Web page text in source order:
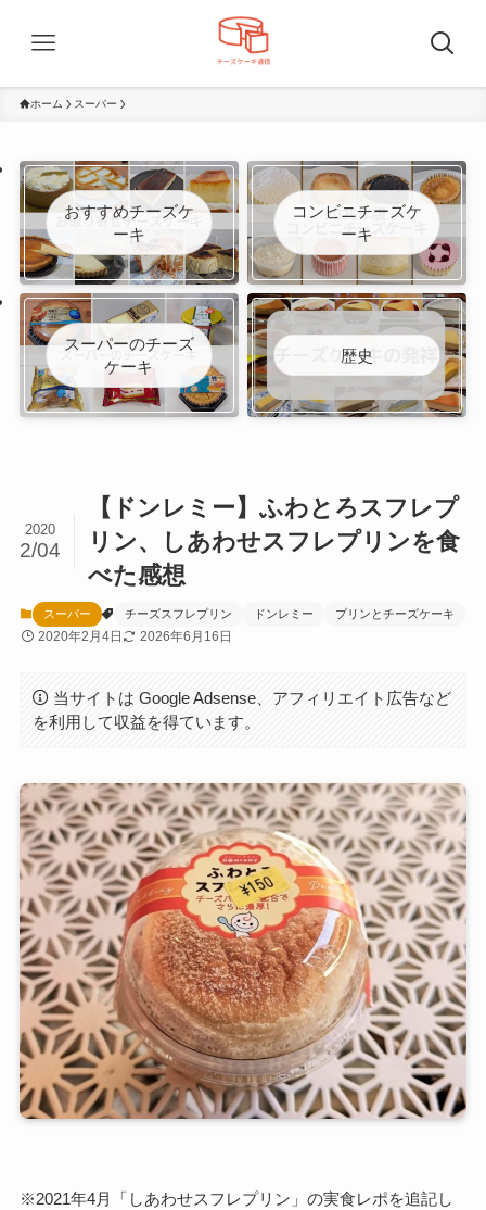
ホーム スーパー
おすすめチーズケ
ーキ
コンビニチーズケ
ーキ
スーパーのチーズ
ケーキ
歴史
【ドンレミー】ふわとろスフレプ
リン、しあわせスフレプリンを食
べた感想
2020
2/04
スーパー チーズスフレプリン ドンレミー プリンとチーズケーキ
2020年2月4日 2026年6月16日
当サイトは Google Adsense、アフィリエイト広告など
を利用して収益を得ています。
※2021年4月「しあわせスフレプリン」の実食レポを追記し